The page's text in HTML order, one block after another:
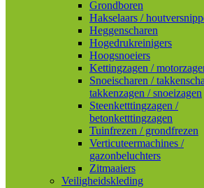
Grondboren
Hakselaars /
Heggenscharen
Hogedrukreinigers
Hoogsnoeiers
Kettingzagen /
Snoeischaren /
takkenzagen / snoeizagen
Steenketttingzagen /
betonketttingzagen
Tuinfrezen / grondfrezen
Verticuteermachines /
gazonbeluchters
Zitmaaiers
Veiligheidskleding